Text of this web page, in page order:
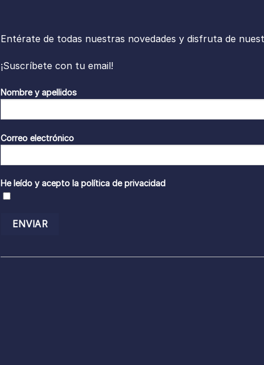
Entérate de todas nuestras novedades y disfruta de
¡Suscríbete con tu email!
Nombre y apellidos
Correo electrónico
He leído y acepto la política de privacidad